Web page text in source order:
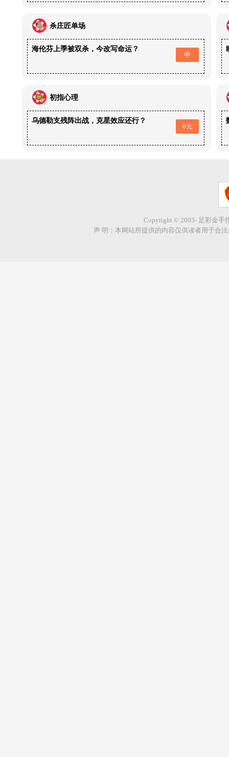
杀庄匠单场
海伦芬上季被双杀，今改写命运？
中
初指心理
乌德勒支残阵出战，克星效应还行？
0元
Copyright © 2003- 足彩金手
声 明：本网站所提供的内容仅供读者用于合